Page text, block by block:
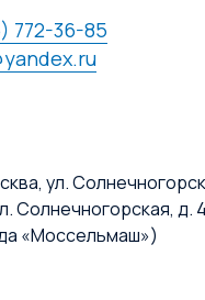
772-36-85
ул.
Солнечногорская, д.
«Моссельмаш»)